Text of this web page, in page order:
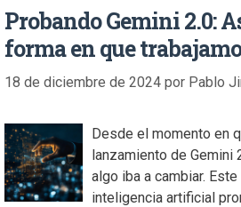
Probando Gemini 2.0:
forma en que
18 de diciembre de 2024 por Pablo
Desde el momento en
lanzamiento de Gemini
algo iba a cambiar.
inteligencia artificial